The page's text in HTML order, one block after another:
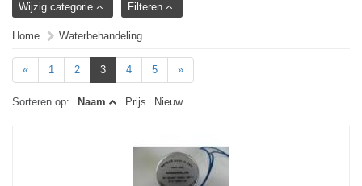
Wijzig categorie Filteren
Home Waterbehandeling
« 1 2 3 4 5 »
Sorteren op: Naam Prijs Nieuw